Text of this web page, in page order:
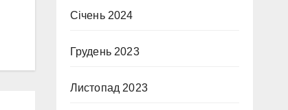
Січень 2024
Грудень 2023
Листопад 2023